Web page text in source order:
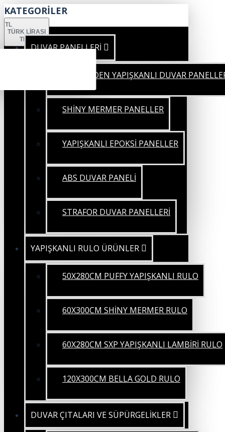
KATEGORİLER
TL
TÜRK LIRASI
TRY
DUVAR PANELLERİ
KENDİNDEN YAPIŞKANLI DUVAR
SHİNY MERMER PANELLER
YAPIŞKANLI EPOKSİ PANELLER
ABS DUVAR PANELİ
STRAFOR DUVAR PANELLERİ
YAPIŞKANLI RULO ÜRÜNLER
50X280CM PUFFY YAPIŞKANLI RULO
60X300CM SHİNY MERMER RULO
60X280CM SXP YAPIŞKANLI LAMBİRİ RULO
120X300CM BELLA GOLD RULO
DUVAR ÇITALARI VE SÜPÜRGELİKLER